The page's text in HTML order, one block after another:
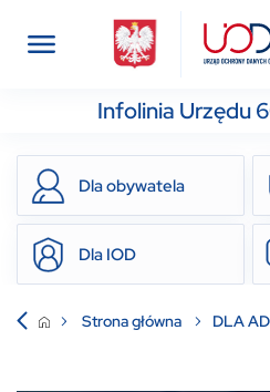
Infolinia Urzędu
Dla obywatela
Dla IOD
Strona główna DLA